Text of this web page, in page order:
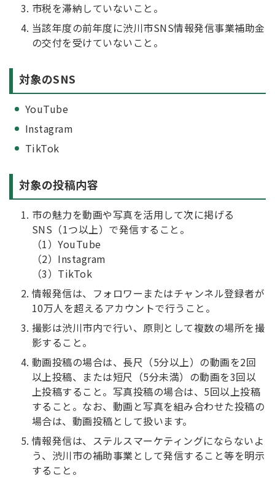
市税を滞納していないこと。
当該年度の前年度に渋川市SNS情報発信事業補助金
の交付を受けていないこと。
対象のSNS
YouTube
Instagram
TikTok
対象の投稿内容
市の魅力を動画や写真を活用して次に掲げる
SNS（1つ以上）で発信すること。
（1）YouTube
（2）Instagram
（3）TikTok
情報発信は、フォロワーまたはチャンネル登録者が
10万人を超えるアカウントで行うこと。
撮影は渋川市内で行い、原則として複数の場所を撮
影すること。
動画投稿の場合は、長尺（5分以上）の動画を2回
以上投稿、または短尺（5分未満）の動画を3回以
上投稿すること。写真投稿の場合は、5回以上投稿
すること。なお、動画と写真を組み合わせた投稿の
場合は、動画投稿として扱います。
情報発信は、ステルスマーケティングにならないよ
う、渋川市の補助事業として発信すること等を明示
すること。